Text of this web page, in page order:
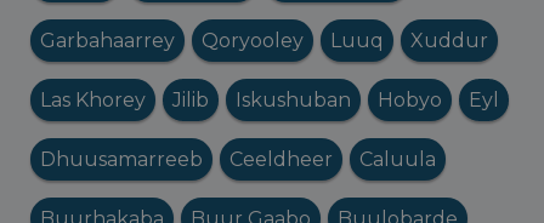
Garbahaarrey Qoryooley Luuq Xuddur
Las Khorey Jilib Iskushuban Hobyo Eyl
Dhuusamarreeb Ceeldheer Caluula